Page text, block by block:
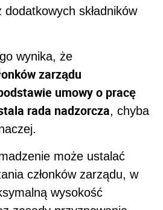
składników
wynika, że
zarządu
umowy o pracę
rada nadzorcza, chyba
może ustalać
członków zarządu, w
wysokość